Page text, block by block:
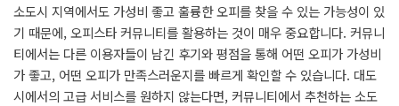
소도시 지역에서도 가성비 좋고 훌륭한 오피를 찾을 수 있는 가능성이 있
기 때문에, 오피스타 커뮤니티를 활용하는 것이 매우 중요합니다. 커뮤니
티에서는 다른 이용자들이 남긴 후기와 평점을 통해 어떤 오피가 가성비
가 좋고, 어떤 오피가 만족스러운지를 빠르게 확인할 수 있습니다. 대도
시에서의 고급 서비스를 원하지 않는다면, 커뮤니티에서 추천하는 소도